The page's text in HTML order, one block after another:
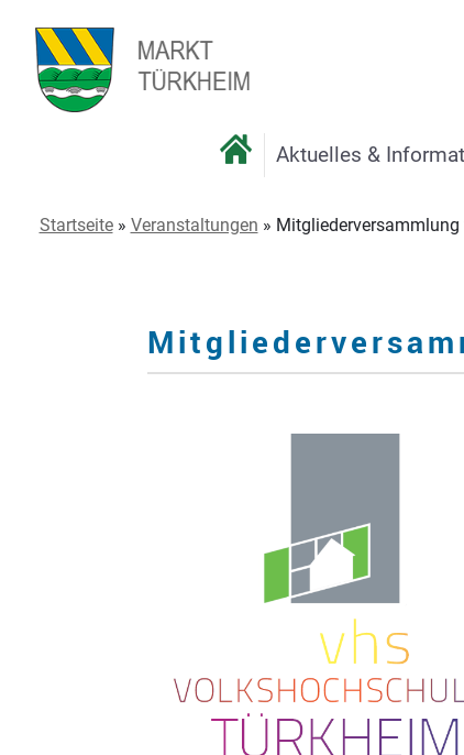
Aktuelles &
Startseite» Veranstaltungen » Mitgliederversammlung